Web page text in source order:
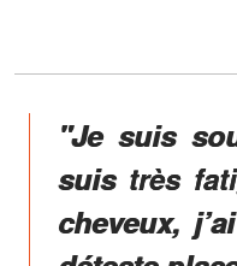
"Je suis
suis très
cheveux,